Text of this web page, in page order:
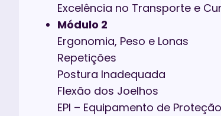
Excelência no Transporte e
Módulo 2
Ergonomia, Peso e Lonas
Repetições
Postura Inadequada
Flexão dos Joelhos
EPI – Equipamento de